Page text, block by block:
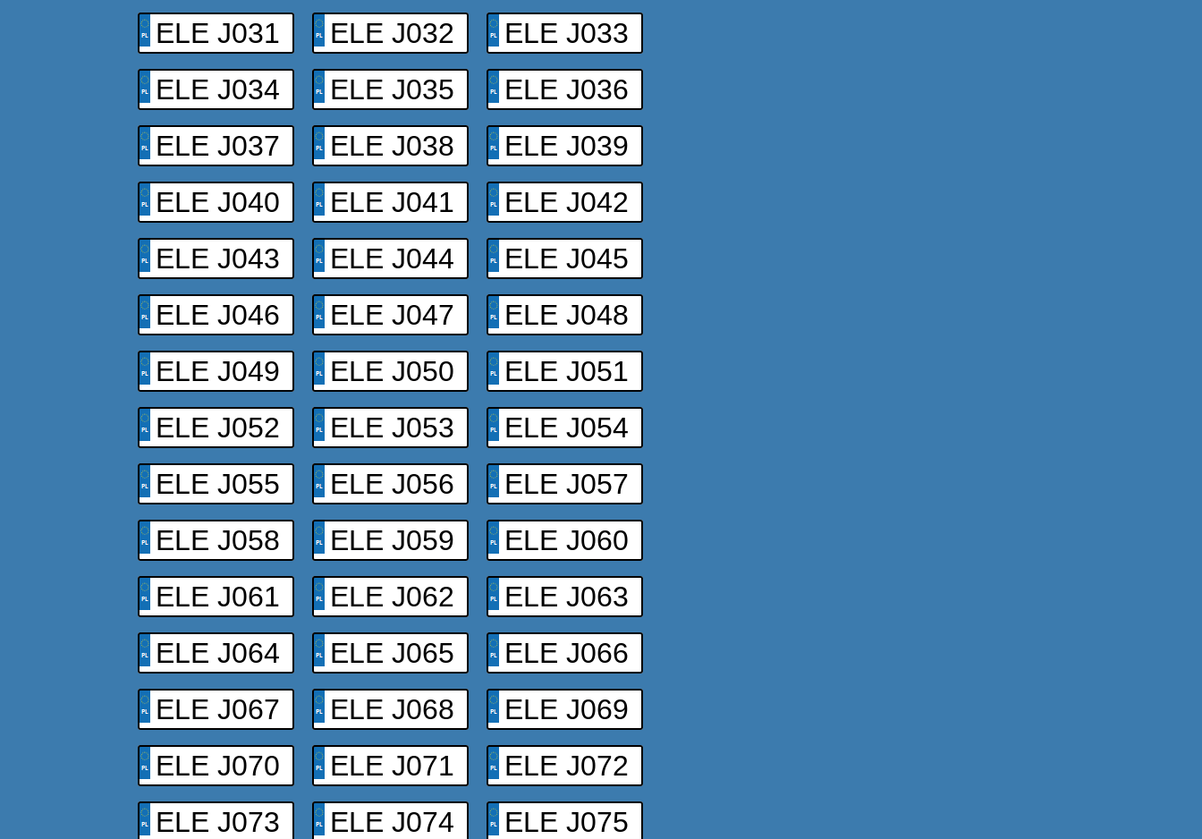
ELE J031
ELE J032
ELE J033
ELE J034
ELE J035
ELE J036
ELE J037
ELE J038
ELE J039
ELE J040
ELE J041
ELE J042
ELE J043
ELE J044
ELE J045
ELE J046
ELE J047
ELE J048
ELE J049
ELE J050
ELE J051
ELE J052
ELE J053
ELE J054
ELE J055
ELE J056
ELE J057
ELE J058
ELE J059
ELE J060
ELE J061
ELE J062
ELE J063
ELE J064
ELE J065
ELE J066
ELE J067
ELE J068
ELE J069
ELE J070
ELE J071
ELE J072
ELE J073
ELE J074
ELE J075